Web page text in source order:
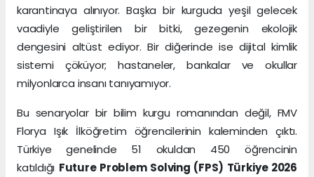
karantinaya alınıyor. Başka bir kurguda yeşil gelecek
vaadiyle geliştirilen bir bitki, gezegenin ekolojik
dengesini altüst ediyor. Bir diğerinde ise dijital kimlik
sistemi çöküyor; hastaneler, bankalar ve okullar
milyonlarca insanı tanıyamıyor.
Bu senaryolar bir bilim kurgu romanından değil, FMV
Florya Işık İlköğretim öğrencilerinin kaleminden çıktı.
Türkiye genelinde 51 okuldan 450 öğrencinin
katıldığı Future Problem Solving (FPS) Türkiye 2026